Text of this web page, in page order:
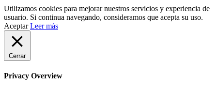
Utilizamos cookies para mejorar nuestros servicios y experiencia de
usuario. Si continua navegando, consideramos que acepta su uso.
Aceptar Leer más
Cerrar
Privacy Overview